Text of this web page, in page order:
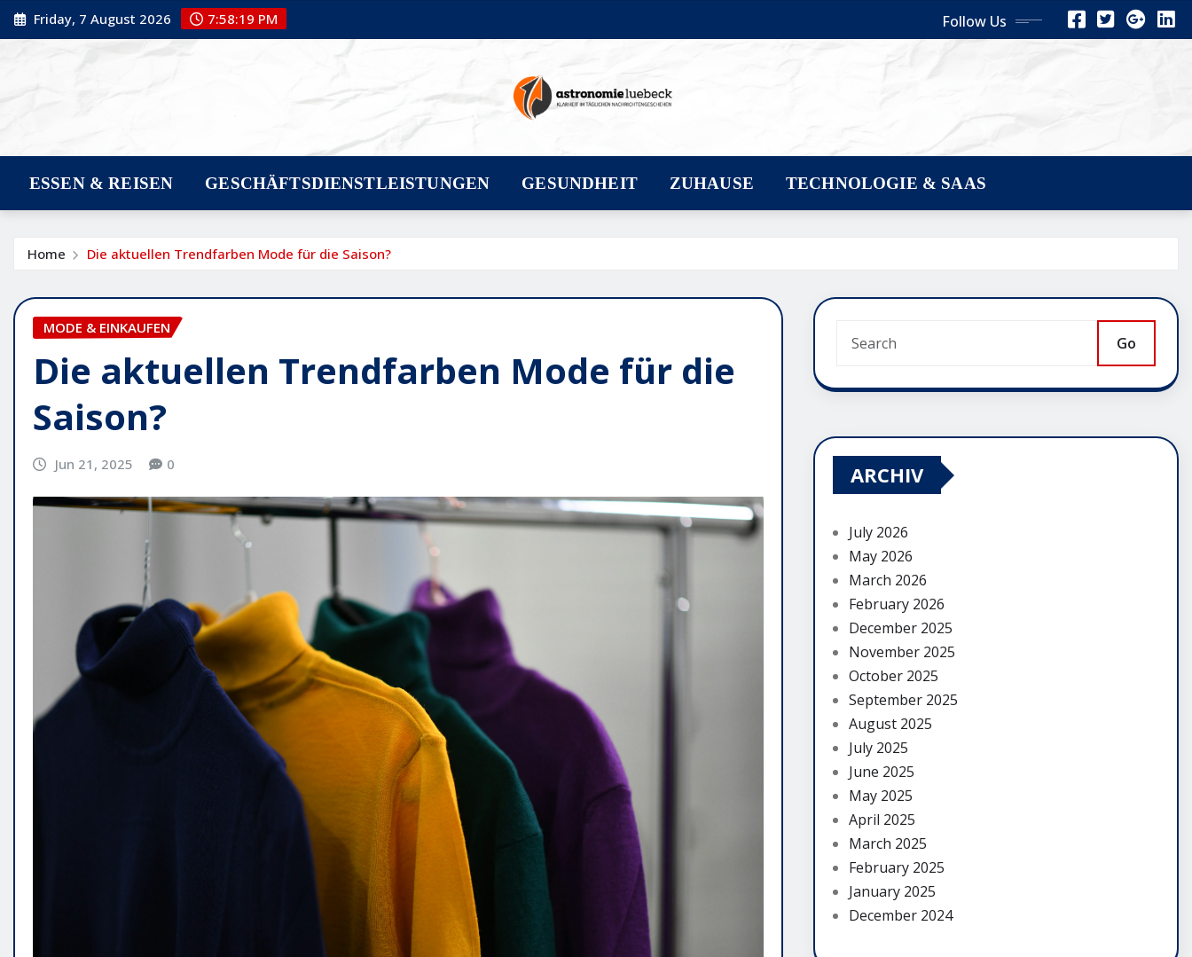
Skip
to
Friday, 7 August 2026 7:58:20 PM Follow Us
ESSEN & REISEN GESCHÄFTSDIENSTLEISTUNGEN GESUNDHEIT ZUHAUSE TECHNOLOGIE & SAAS
Home Die aktuellen Trendfarben Mode für die Saison?
MODE & EINKAUFEN
Die aktuellen Trendfarben Mode für die
Saison?
Jun 21, 2025 0
Go
ARCHIV
July 2026
May 2026
March 2026
February 2026
December 2025
November 2025
October 2025
September 2025
August 2025
July 2025
June 2025
May 2025
April 2025
March 2025
February 2025
January 2025
December 2024